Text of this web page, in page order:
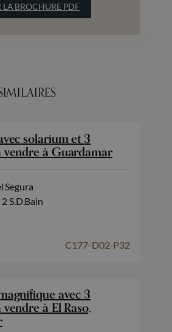
LA BROCHURE PDF
solarium et 3
vendre à Guardamar
Segura
2 S.D.Bain
C177-D02-P32
avec 3
à El Raso,